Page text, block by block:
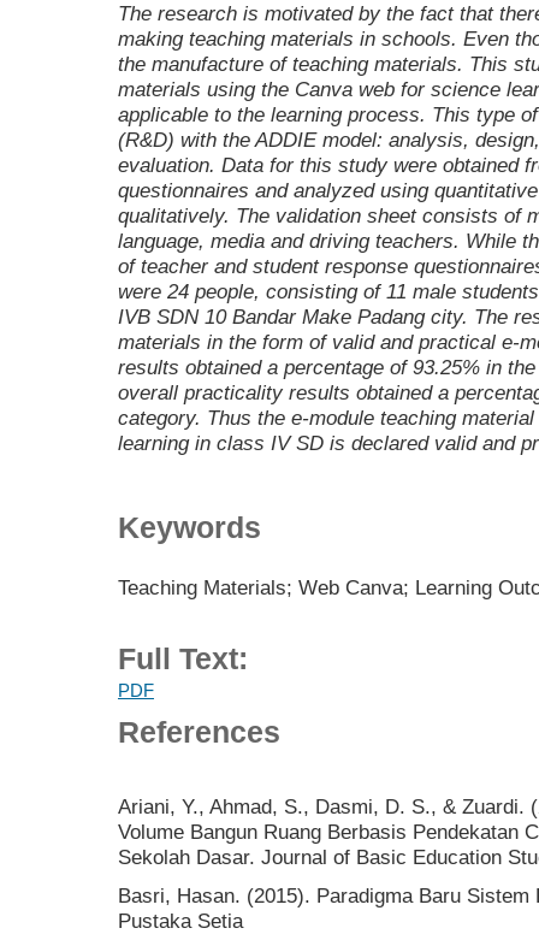
The research is motivated by the fact that
making teaching materials in schools. Even
the manufacture of teaching materials. This
materials using the Canva web for science
applicable to the learning process. This type
(R&D) with the ADDIE model: analysis,
evaluation. Data for this study were obtained
questionnaires and analyzed using
qualitatively. The validation sheet consists of
language, media and driving teachers. While
of teacher and student response
were 24 people, consisting of 11 male
IVB SDN 10 Bandar Make Padang city. The
materials in the form of valid and practical e-
results obtained a percentage of 93.25% in
overall practicality results obtained a
category. Thus the e-module teaching
learning in class IV SD is declared valid and
Keywords
Teaching Materials; Web Canva; Learning
Full Text:
PDF
References
Ariani, Y., Ahmad, S., Dasmi, D. S., & Zuardi.
Volume Bangun Ruang Berbasis Pendekatan
Sekolah Dasar. Journal of Basic Education
Basri, Hasan. (2015). Paradigma Baru Sistem
Pustaka Setia